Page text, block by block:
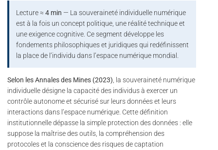
Lecture ≈4 min — La souveraineté individuelle numérique
est à la fois un concept politique, une réalité technique et
une exigence cognitive. Ce segment développe les
fondements philosophiques et juridiques qui redéfinissent
la place de l’individu dans l’espace numérique mondial.
Selon les Annales des Mines (2023) , la souveraineté numérique
individuelle désigne la capacité des individus à exercer un
contrôle autonome et sécurisé sur leurs données et leurs
interactions dans l’espace numérique. Cette définition
institutionnelle dépasse la simple protection des données : elle
suppose la maîtrise des outils, la compréhension des
protocoles et la conscience des risques de captation